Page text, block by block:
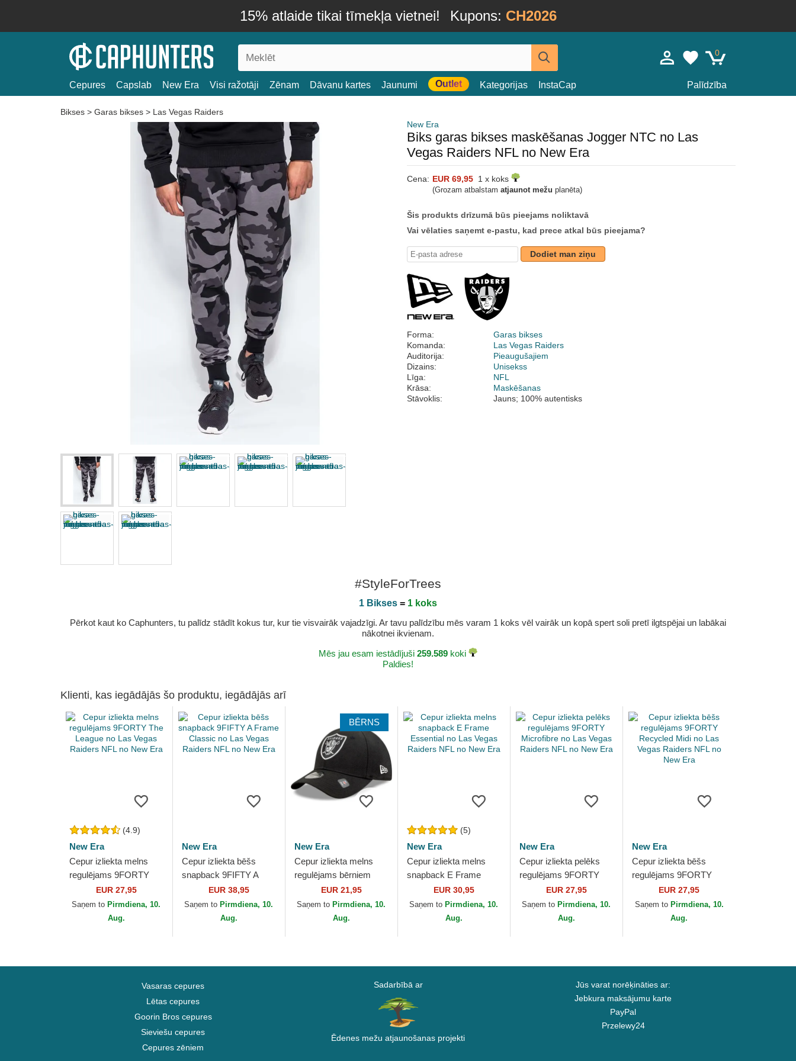
15% atlaide tikai tīmekļa vietnei! Kupons: CH2026
0
Cepures Capslab New Era Visi ražotāji Zēnam Dāvanu kartes Jaunumi Outlet Kategorijas InstaCap Palīdzība
Bikses > Garas bikses > Las Vegas Raiders
New Era
Biks garas bikses maskēšanas Jogger NTC no Las
Vegas Raiders NFL no New Era
Cena: EUR 69,95 1 x koks
(Grozam atbalstam atjaunot mežu planēta)
Šis produkts drīzumā būs pieejams noliktavā
Vai vēlaties saņemt e-pastu, kad prece atkal būs pieejama?
Dodiet man ziņu
Forma:
Garas bikses
Komanda:
Las Vegas Raiders
Auditorija:
Pieaugušajiem
Dizains:
Unisekss
Līga:
NFL
Krāsa:
Maskēšanas
Stāvoklis:
Jauns; 100% autentisks
#StyleForTrees
1 Bikses = 1 koks
Pērkot kaut ko Caphunters, tu palīdz stādīt kokus tur, kur tie visvairāk vajadzīgi. Ar tavu palīdzību mēs varam 1 koks vēl vairāk un kopā spert soli pretī ilgtspējai un labākai
nākotnei ikvienam.
Mēs jau esam iestādījuši 259.589 koki
Paldies!
Klienti, kas iegādājās šo produktu, iegādājās arī
(4.9)
New Era
Cepur izliekta melns
regulējams 9FORTY
The League no Las
Vegas Raiders NFL no
EUR 27,95
Saņem to Pirmdiena, 10.
Aug.
New Era
Cepur izliekta bēšs
snapback 9FIFTY A
Frame Classic no Las
Vegas Raiders NFL no
EUR 38,95
Saņem to Pirmdiena, 10.
Aug.
BĒRNS
New Era
Cepur izliekta melns
regulējams bērniem
9FORTY The League
no Las Vegas Raiders
NFL no New Era
EUR 21,95
Saņem to Pirmdiena, 10.
Aug.
(5)
New Era
Cepur izliekta melns
snapback E Frame
Essential no Las Vegas
Raiders NFL no New
EUR 30,95
Saņem to Pirmdiena, 10.
Aug.
New Era
Cepur izliekta pelēks
regulējams 9FORTY
Microfibre no Las Vegas
Raiders NFL no New
EUR 27,95
Saņem to Pirmdiena, 10.
Aug.
New Era
Cepur izliekta bēšs
regulējams 9FORTY
Recycled Midi no Las
Vegas Raiders NFL no
EUR 27,95
Saņem to Pirmdiena, 10.
Aug.
Vasaras cepures
Lētas cepures
Goorin Bros cepures
Sieviešu cepures
Cepures zēniem
Sadarbībā ar
Ēdenes mežu atjaunošanas projekti
Jūs varat norēķināties ar:
Jebkura maksājumu karte
PayPal
Przelewy24